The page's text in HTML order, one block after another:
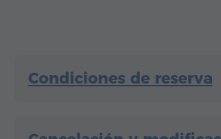
Condiciones de reserva